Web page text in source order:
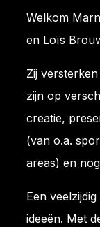
Welkom
en Loïs
Zij
zijn op
creatie,
(van o.a.
areas) en
Een
ideeën. Met